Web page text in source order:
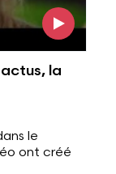
la
le
ont créé